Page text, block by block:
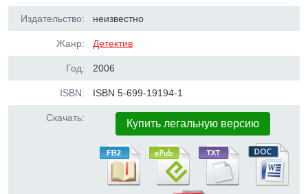
Издательство: неизвестно
Жанр: Детектив
Год: 2006
ISBN: ISBN 5-699-19194-1
Скачать: Купить легальную версию